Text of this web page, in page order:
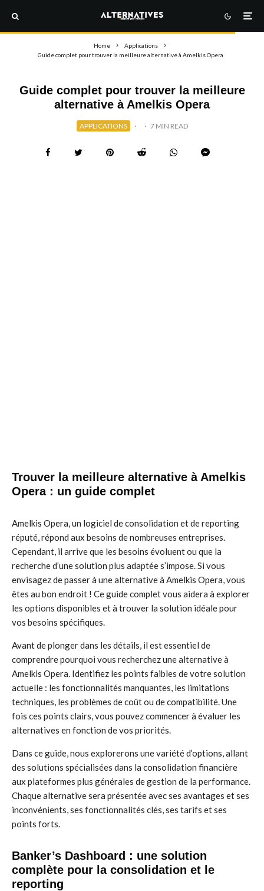
Home
Applications
Guide complet pour trouver la meilleure alternative à Amelkis Opera
Guide complet pour trouver la meilleure
alternative à Amelkis Opera
APPLICATIONS · · 7 MIN READ
Trouver la meilleure alternative à Amelkis
Opera : un guide complet
Amelkis Opera, un logiciel de consolidation et de reporting
réputé, répond aux besoins de nombreuses entreprises.
Cependant, il arrive que les besoins évoluent ou que la
recherche d’une solution plus adaptée s’impose. Si vous
envisagez de passer à une alternative à Amelkis Opera, vous
êtes au bon endroit ! Ce guide complet vous aidera à explorer
les options disponibles et à trouver la solution idéale pour
vos besoins spécifiques.
Avant de plonger dans les détails, il est essentiel de
comprendre pourquoi vous recherchez une alternative à
Amelkis Opera. Identifiez les points faibles de votre solution
actuelle : les fonctionnalités manquantes, les limitations
techniques, les problèmes de coût ou de compatibilité. Une
fois ces points clairs, vous pouvez commencer à évaluer les
alternatives en fonction de vos priorités.
Dans ce guide, nous explorerons une variété d’options, allant
des solutions spécialisées dans la consolidation financière
aux plateformes plus générales de gestion de la performance.
Chaque alternative sera présentée avec ses avantages et ses
inconvénients, ses fonctionnalités clés, ses tarifs et ses
points forts.
Banker’s Dashboard : une solution
complète pour la consolidation et le
reporting